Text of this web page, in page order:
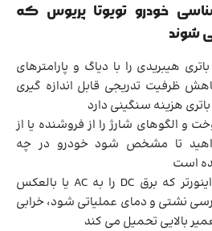
خودرو تویوتا پریوس که
شوند
هیبریدی را با دیاگ و پارامترهای
ظرفیت تدریجی قابل اندازه گیری
هزینه سنگینی دارد
الگوهای شارژ را از فروشنده یا از
تا مشخص شود خودرو در چه
است
سیستم کونورتر یا اینورتر که برق DC را به AC یا بالعکس
نشتی و دمای عملیاتی شود، خرابی
بالایی تحمیل می کند